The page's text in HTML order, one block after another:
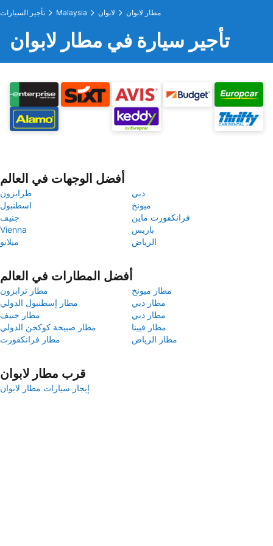
تأجير السيارات Malaysia لابوان مطار لابوان
تأجير سيارة في مطار لابوان
أفضل الوجهات في العالم
طرابزون
دبي
اسطنبول
ميونخ
جنيف
فرانكفورت ماين
Vienna
باريس
ميلانو
الرياض
أفضل المطارات في العالم
مطار ترابزون
مطار ميونخ
مطار إسطنبول الدولي
مطار دبي
مطار جنيف
مطار دبي
مطار صبيحة كوكجن الدولي
مطار فيينا
مطار فرانكفورت
مطار الرياض
قرب مطار لابوان
إيجار سيارات مطار لابوان